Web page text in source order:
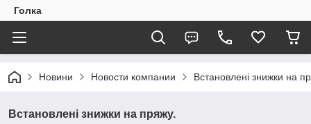
Голка
Новини Новости компании Встановлені знижки на
Встановлені знижки на пряжу.